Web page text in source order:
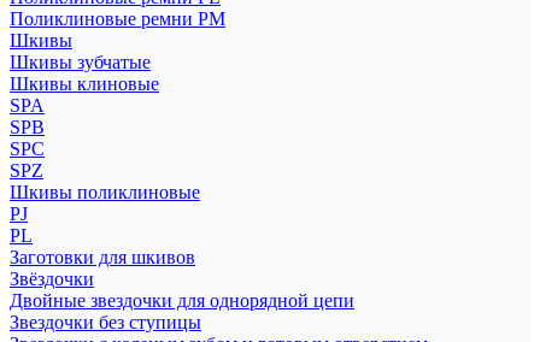
Поликлиновые ремни PM
Шкивы
Шкивы зубчатые
Шкивы клиновые
SPA
SPB
SPC
SPZ
Шкивы поликлиновые
PJ
PL
Заготовки для шкивов
Звёздочки
Двойные звездочки для однорядной цепи
Звездочки без ступицы